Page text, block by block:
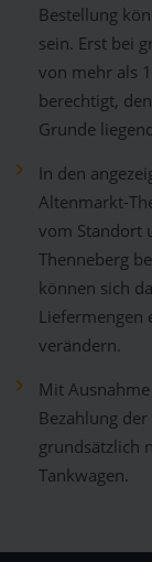
Bestellung
sein. Erst bei
von mehr als
berechtigt,
Grunde
In den
Altenmarkt-
vom Standort
Thenneberg
können sich
Liefermengen
verändern.
Mit
Bezahlung
grundsätzlich
Tankwagen.